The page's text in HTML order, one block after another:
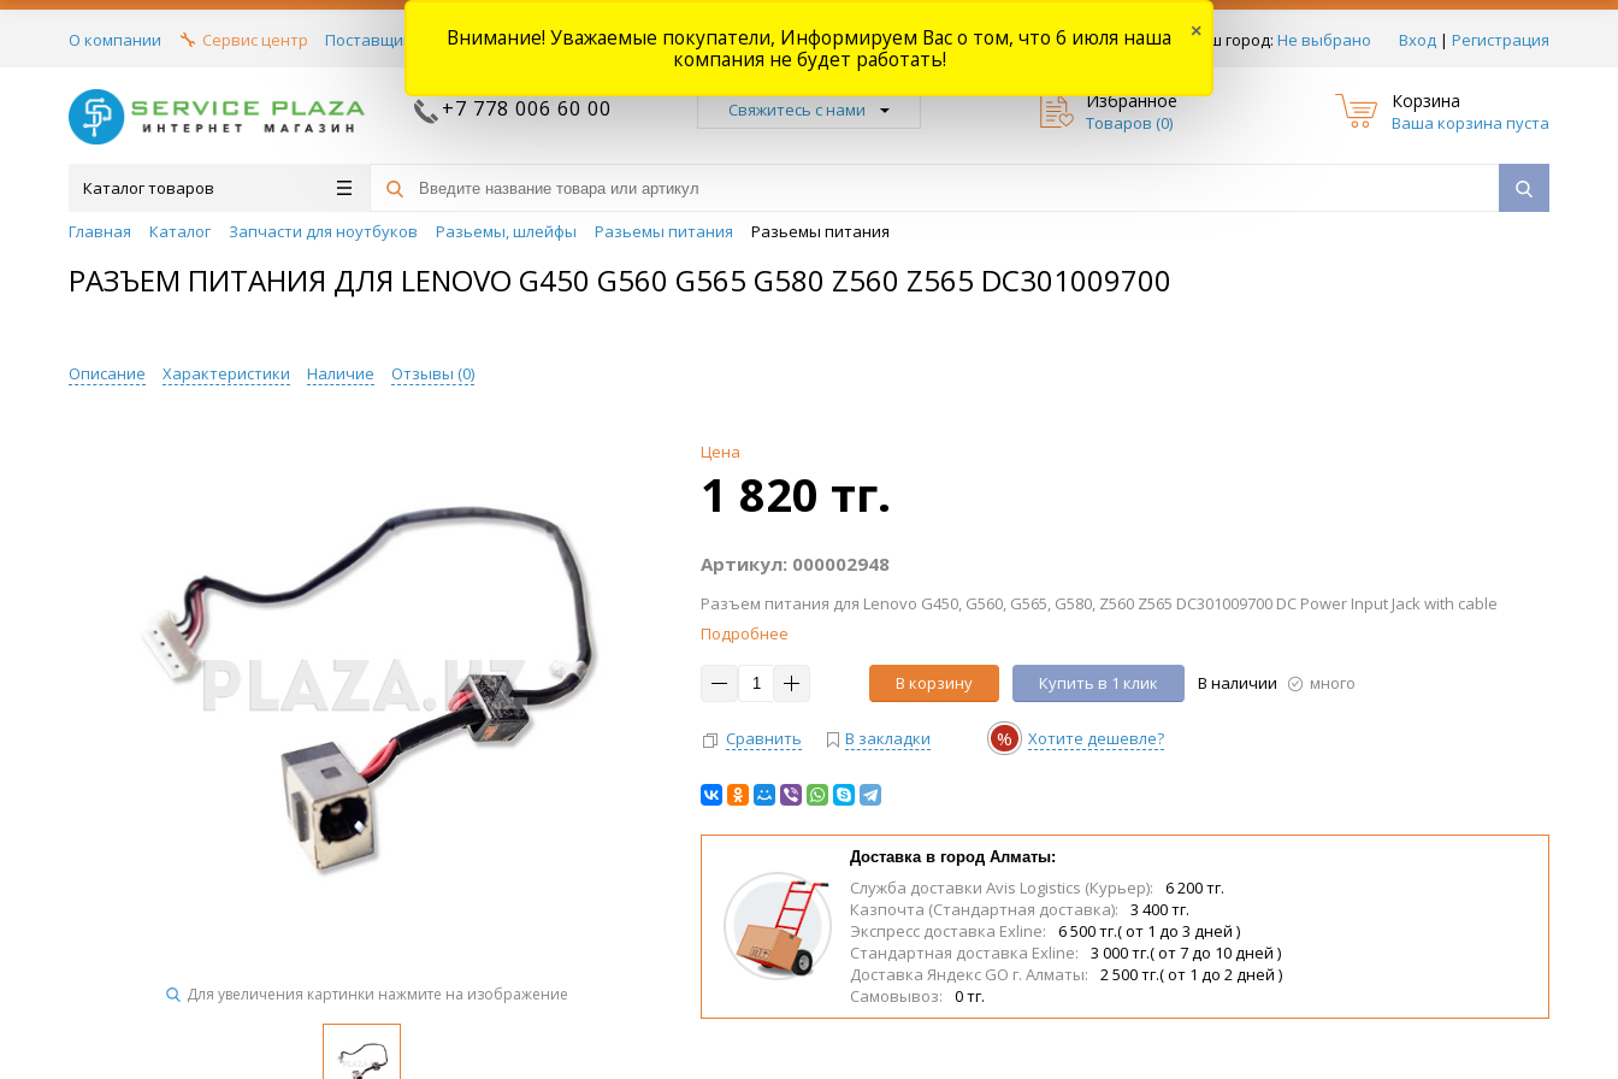
Ваш город: Не выбрано Вход | Регистрация
О компании Сервис центр Поставщикам Договора Новости Акции Доставка Оплата Наши магазины Форум Отзывы
+7 778 006 60 00 Свяжитесь с нами Избранное
Товаров (0)
Корзина
Ваша корзина пуста
Каталог товаров
Главная
Каталог Запчасти для ноутбуков Разьемы, шлейфы Разьемы питания Разьемы питания
РАЗЪЕМ ПИТАНИЯ ДЛЯ LENOVO G450 G560 G565 G580 Z560 Z565 DC301009700
Описание Характеристики Наличие Отзывы (0)
Для увеличения картинки нажмите на изображение
Цена
1 820 тг.
Артикул: 000002948
Разъем питания для Lenovo G450, G560, G565, G580, Z560 Z565 DC301009700 DC Power Input Jack with cable
Подробнее
В корзину Купить в 1 клик В наличии много
Сравнить В закладки % Хотите дешевле?
Доставка в город Алматы:
Служба доставки Avis Logistics (Курьер):
6 200 тг.
Казпочта (Стандартная доставка):
3 400 тг.
Экспресс доставка Exline:
6 500 тг.( от 1 до 3 дней )
Стандартная доставка Exline:
3 000 тг.( от 7 до 10 дней )
Доставка Яндекс GO г. Алматы:
2 500 тг.( от 1 до 2 дней )
Самовывоз:
0 тг.
Внимание! Уважаемые покупатели, Информируем Вас о том, что 6 июля наша
компания не будет работать!
×